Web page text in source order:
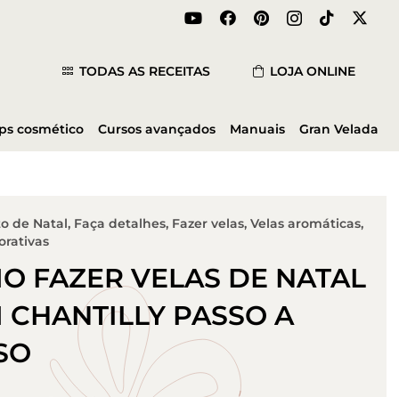
TODAS AS RECEITAS LOJA ONLINE
cosmético Cursos avançados Manuais Gran Velada
de Natal, Faça detalhes, Fazer velas, Velas aromáticas,
FAZER VELAS DE NATAL
CHANTILLY PASSO A